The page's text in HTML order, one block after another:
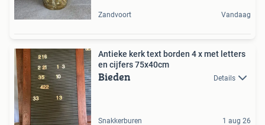
Zandvoort Vandaag
Antieke kerk text borden 4 x met letters
en cijfers 75x40cm
Bieden Details
Snakkerburen 1 aug 26